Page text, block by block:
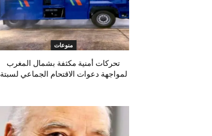
منوعات
تحركات أمنية مكثفة بشمال المغرب
لمواجهة دعوات الاقتحام الجماعي لسبتة